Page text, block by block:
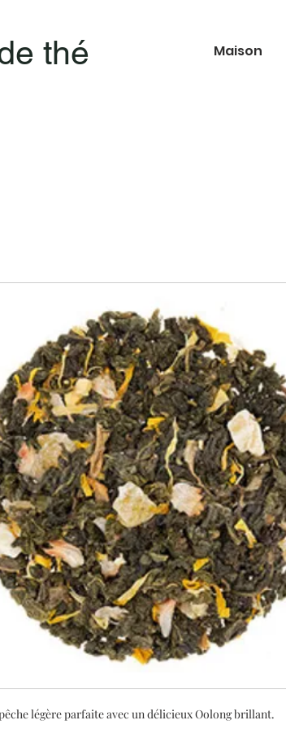
Maison
thé
légère parfaite avec un délicieux Oolong brillant.